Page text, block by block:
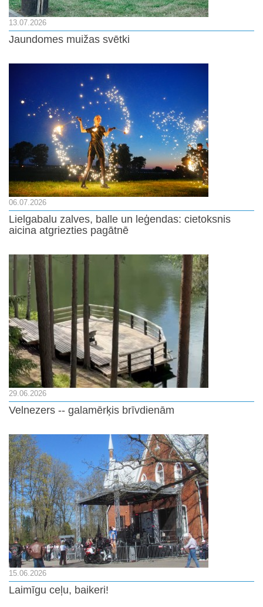
13.07.2026
Jaundomes muižas svētki
06.07.2026
Lielgabalu zalves, balle un leģendas: cietoksnis
aicina atgriezties pagātnē
29.06.2026
Velnezers -- galamērķis brīvdienām
15.06.2026
Laimīgu ceļu, baikeri!